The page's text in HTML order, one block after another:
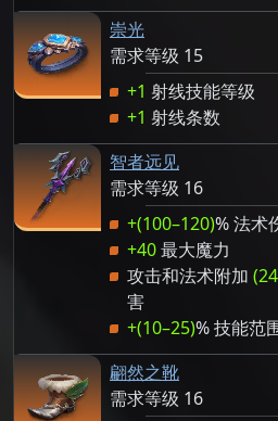
崇光
需求等级 15
+1 射线技能等级
+1 射线条数
智者远见
需求等级 16
+(100–120)% 法术
+40最大魔力
攻击和法术附加
害
+(10–25)% 技能范
翩然之靴
需求等级 16